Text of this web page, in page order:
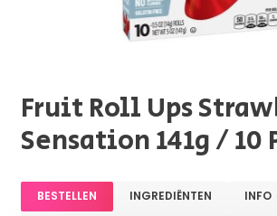
Fruit Roll Ups
Sensation 141g / 10
BESTELLEN INGREDIËNTEN INFO